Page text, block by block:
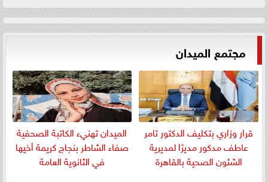
مجتمع الميدان
قرار وزاري بتكليف الدكتور تامر
عاطف مدكور مديرًا لمديرية
الشئون الصحية بالقاهرة
الميدان تهنيء الكاتبة الصحفية
صفاء الشاطر بنجاج كريمة أخيها
في الثانوية العامة